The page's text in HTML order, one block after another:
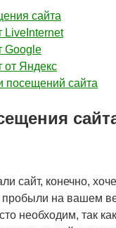
сайта
LiveInternet
Google
от Яндекс
посещений сайта
сайт, конечно,
на вашем
необходим, так